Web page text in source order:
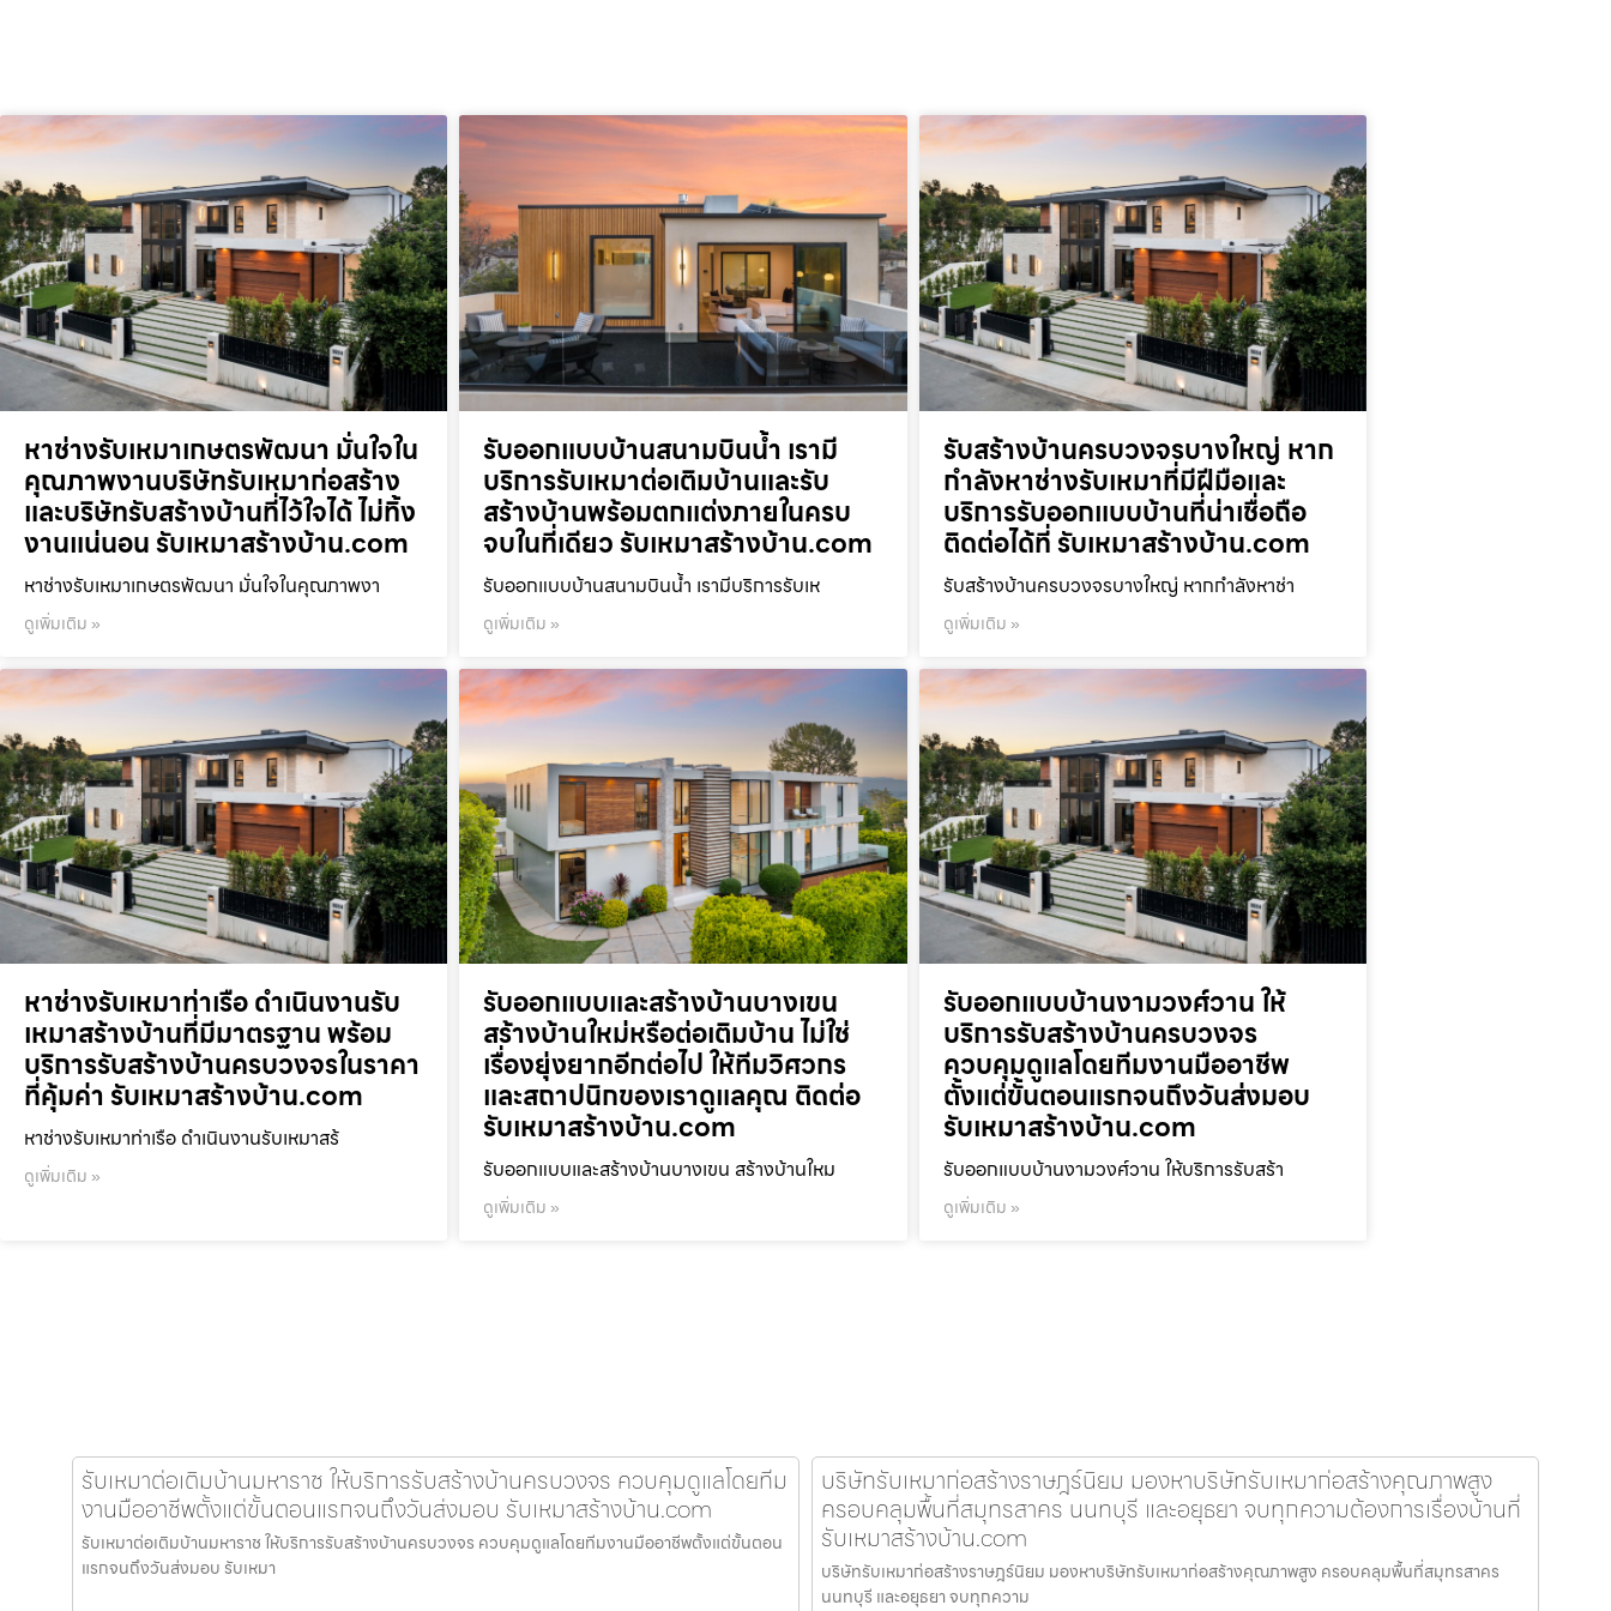
หาช่างรับเหมาเกษตรพัฒนา มั่นใจใน
คุณภาพงานบริษัทรับเหมาก่อสร้าง
และบริษัทรับสร้างบ้านที่ไว้ใจได้ ไม่ทิ้ง
งานแน่นอน รับเหมาสร้างบ้าน.com
หาช่างรับเหมาเกษตรพัฒนา มั่นใจในคุณภาพงา
ดูเพิ่มเติม »
รับออกแบบบ้านสนามบินน้ำ เรามี
บริการรับเหมาต่อเติมบ้านและรับ
สร้างบ้านพร้อมตกแต่งภายในครบ
จบในที่เดียว รับเหมาสร้างบ้าน.com
รับออกแบบบ้านสนามบินน้ำ เรามีบริการรับเห
ดูเพิ่มเติม »
รับสร้างบ้านครบวงจรบางใหญ่ หาก
กำลังหาช่างรับเหมาที่มีฝีมือและ
บริการรับออกแบบบ้านที่น่าเชื่อถือ
ติดต่อได้ที่ รับเหมาสร้างบ้าน.com
รับสร้างบ้านครบวงจรบางใหญ่ หากกำลังหาช่า
ดูเพิ่มเติม »
หาช่างรับเหมาท่าเรือ ดำเนินงานรับ
เหมาสร้างบ้านที่มีมาตรฐาน พร้อม
บริการรับสร้างบ้านครบวงจรในราคา
ที่คุ้มค่า รับเหมาสร้างบ้าน.com
หาช่างรับเหมาท่าเรือ ดำเนินงานรับเหมาสร้
ดูเพิ่มเติม »
รับออกแบบและสร้างบ้านบางเขน
สร้างบ้านใหม่หรือต่อเติมบ้าน ไม่ใช่
เรื่องยุ่งยากอีกต่อไป ให้ทีมวิศวกร
และสถาปนิกของเราดูแลคุณ ติดต่อ
รับเหมาสร้างบ้าน.com
รับออกแบบและสร้างบ้านบางเขน สร้างบ้านใหม
ดูเพิ่มเติม »
รับออกแบบบ้านงามวงศ์วาน ให้
บริการรับสร้างบ้านครบวงจร
ควบคุมดูแลโดยทีมงานมืออาชีพ
ตั้งแต่ขั้นตอนแรกจนถึงวันส่งมอบ
รับเหมาสร้างบ้าน.com
รับออกแบบบ้านงามวงศ์วาน ให้บริการรับสร้า
ดูเพิ่มเติม »
รับเหมาต่อเติมบ้านมหาราช ให้บริการรับสร้างบ้านครบวงจร ควบคุมดูแลโดยทีม
งานมืออาชีพตั้งแต่ขั้นตอนแรกจนถึงวันส่งมอบ รับเหมาสร้างบ้าน.com
รับเหมาต่อเติมบ้านมหาราช ให้บริการรับสร้างบ้านครบวงจร ควบคุมดูแลโดยทีมงานมืออาชีพตั้งแต่ขั้นตอน
แรกจนถึงวันส่งมอบ รับเหมา
บริษัทรับเหมาก่อสร้างราษฎร์นิยม มองหาบริษัทรับเหมาก่อสร้างคุณภาพสูง
ครอบคลุมพื้นที่สมุทรสาคร นนทบุรี และอยุธยา จบทุกความต้องการเรื่องบ้านที่
รับเหมาสร้างบ้าน.com
บริษัทรับเหมาก่อสร้างราษฎร์นิยม มองหาบริษัทรับเหมาก่อสร้างคุณภาพสูง ครอบคลุมพื้นที่สมุทรสาคร
นนทบุรี และอยุธยา จบทุกความ